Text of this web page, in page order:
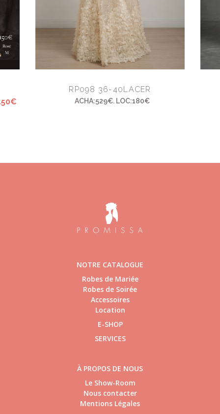
RP098 36-40LACER
ACHA:529€. LOC:180€
NOTRE CATALOGUE
Robes de Mariée
Robes de Soirée
Accessoires
Location
E-SHOP
SERVICES
À PROPOS DE NOUS
Le Show-Room
Nous contacter
Mentions Légales